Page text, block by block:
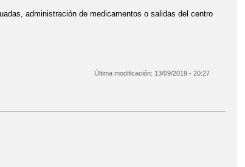
administración de medicamentos o salidas del centro
Última modificación: 13/09/2019 - 20:27